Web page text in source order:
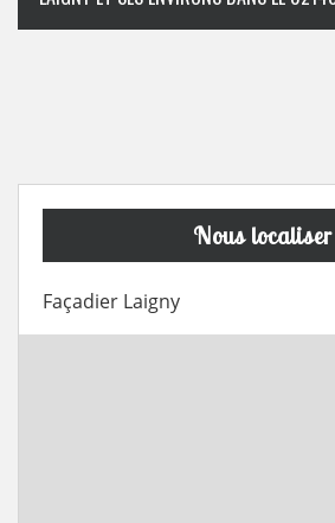
Nous localiser
Façadier Laigny